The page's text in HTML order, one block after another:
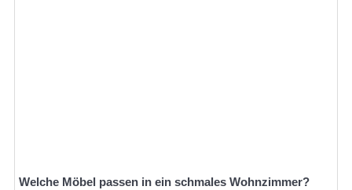
Welche Möbel passen in ein schmales Wohnzimmer?